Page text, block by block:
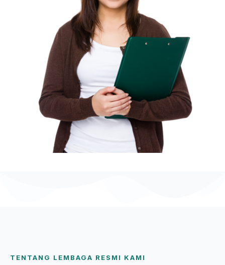
TENTANG LEMBAGA RESMI KAMI